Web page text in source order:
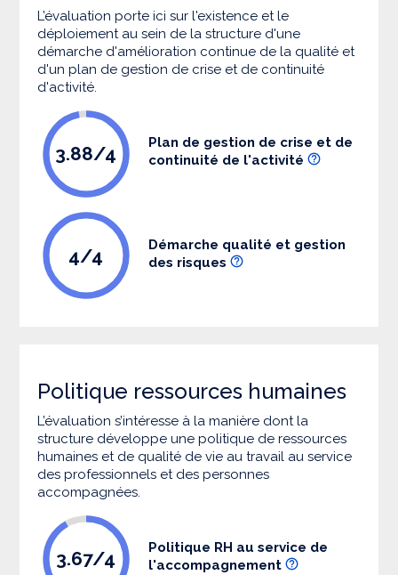
L’évaluation porte ici sur l'existence et le
déploiement au sein de la structure d'une
démarche d'amélioration continue de la qualité et
d'un plan de gestion de crise et de continuité
d'activité.
3.88/4
Plan de gestion de crise et de
continuité de l'activité
4/4
Démarche qualité et gestion
des risques
Politique ressources humaines
L’évaluation s’intéresse à la manière dont la
structure développe une politique de ressources
humaines et de qualité de vie au travail au service
des professionnels et des personnes
accompagnées.
3.67/4
Politique RH au service de
l'accompagnement